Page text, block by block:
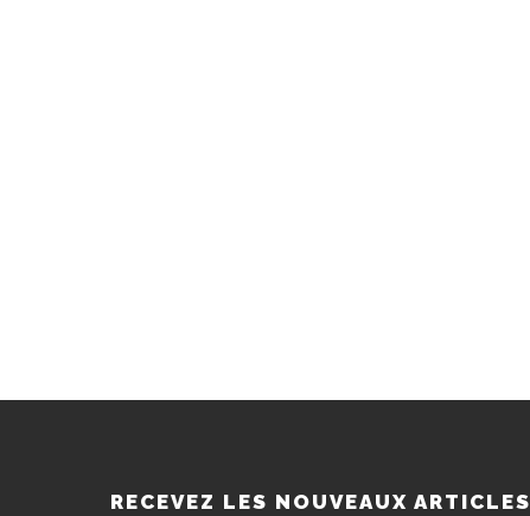
RECEVEZ LES NOUVEAUX ARTICLES